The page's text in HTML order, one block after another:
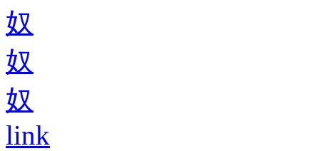
奴
奴
奴
link